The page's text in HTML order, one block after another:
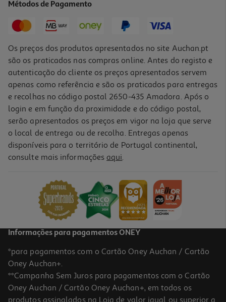
Métodos de Pagamento
Os preços dos produtos apresentados no site Auchan.pt
são os praticados nas compras online. Antes do registo e
autenticação do cliente os preços apresentados servem
apenas como referência e são os praticados para entregas
e recolhas no código postal 2650-435 Amadora. Após o
login e em função da proximidade e do código postal,
serão apresentados os preços em vigor na loja que serve
o local de entrega ou de recolha. Entregas apenas
disponíveis para o território de Portugal continental,
consulte mais informações aqui.
Informações para pagamentos ONEY
*para pagamentos com o Cartão Oney Auchan / Cartão
Oney Auchan+.
**Campanha Sem Juros para pagamentos com o Cartão
Oney Auchan / Cartão Oney Auchan+, em todos os
produtos assinalados na Loja de valor igual ou superior a